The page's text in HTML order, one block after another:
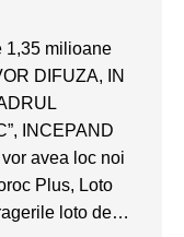
1,35 milioane
DIFUZA, IN
INCEPAND
avea loc noi
Plus, Loto
loto de…